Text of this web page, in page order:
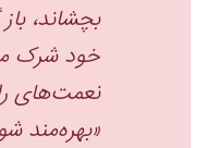
بچشاند،
خود شرک
نعمت‌های
«بهره‌مند